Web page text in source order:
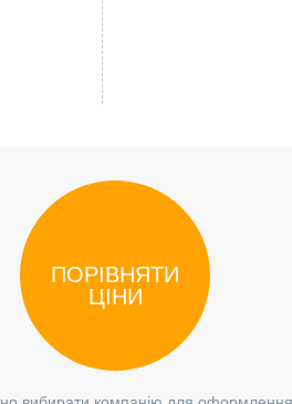
ПОРІВНЯТИ
ЦІНИ